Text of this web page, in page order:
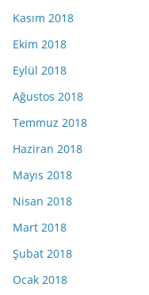
Kasım 2018
Ekim 2018
Eylül 2018
Ağustos 2018
Temmuz 2018
Haziran 2018
Mayıs 2018
Nisan 2018
Mart 2018
Şubat 2018
Ocak 2018